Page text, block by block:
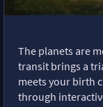
The planets are
transit brings a
meets your birth
through